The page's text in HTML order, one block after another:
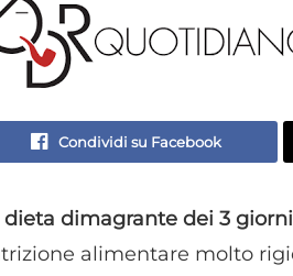
Condividi su Facebook
dieta dimagrante dei 3 giorni
alimentare molto